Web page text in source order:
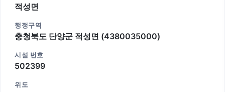
적성면
행정구역
충청북도 단양군 적성면 (4380035000)
시설 번호
502399
위도